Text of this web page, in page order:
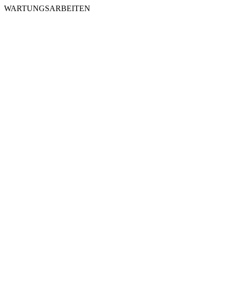
WARTUNGSARBEITEN